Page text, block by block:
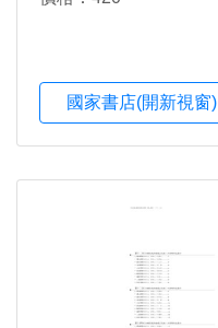
國家書店(開新視窗)